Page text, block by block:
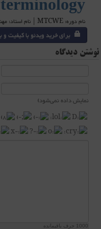
terminology
نام دوره: MTCWE | نام استاد: مهندس یاسین علیزاده
برای خرید ویدئو با کیفیت و بدون تبلیغ (11000
نوشتن دیدگاه
نمایش داده نمی‌شود)
1000 حرف باقیمانده